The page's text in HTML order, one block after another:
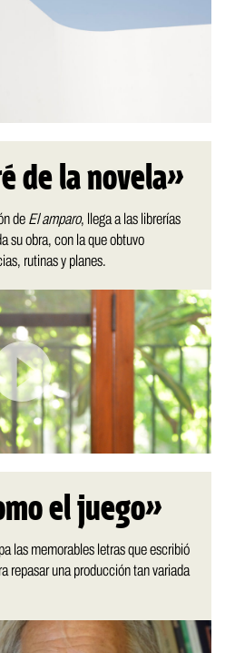
de la novela»
de El amparo, llega a las librerías
su obra, con la que obtuvo
rutinas y planes.
el juego»
las memorables letras que escribió
repasar una producción tan variada